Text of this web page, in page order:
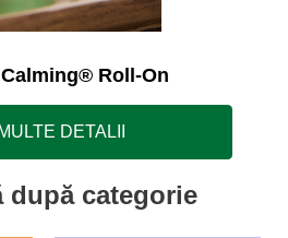
Roll-On
DETALII
după categorie